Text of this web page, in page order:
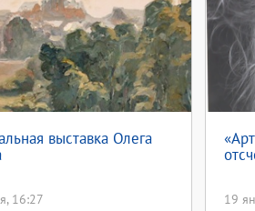
выставка Олега
16:27 19